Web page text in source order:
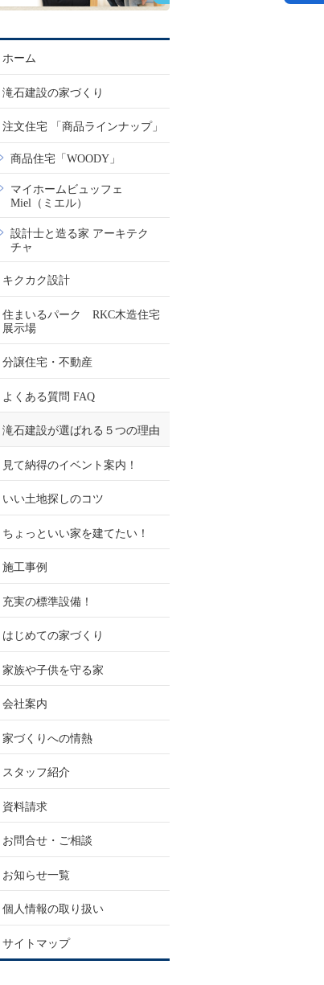
ホーム
滝石建設の家づくり
注文住宅 「商品ラインナップ」
商品住宅「WOODY」
マイホームビュッフェ
Miel（ミエル）
設計士と造る家 アーキテク
チャ
キクカク設計
住まいるパーク RKC木造住宅
展示場
分譲住宅・不動産
よくある質問 FAQ
滝石建設が選ばれる５つの理由
見て納得のイベント案内！
いい土地探しのコツ
ちょっといい家を建てたい！
施工事例
充実の標準設備！
はじめての家づくり
家族や子供を守る家
会社案内
家づくりへの情熱
スタッフ紹介
資料請求
お問合せ・ご相談
お知らせ一覧
個人情報の取り扱い
サイトマップ